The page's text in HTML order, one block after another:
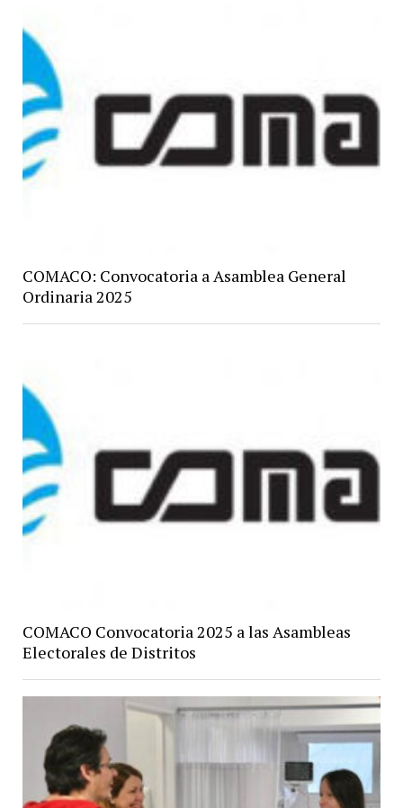
COMACO: Convocatoria a Asamblea General
Ordinaria 2025
COMACO Convocatoria 2025 a las Asambleas
Electorales de Distritos